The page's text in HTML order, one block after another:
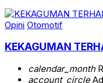
Opini Otomotif
KEKAGUMAN
calendar_month
account_circle